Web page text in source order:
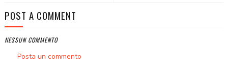
POST A COMMENT
NESSUN COMMENTO
Posta un commento